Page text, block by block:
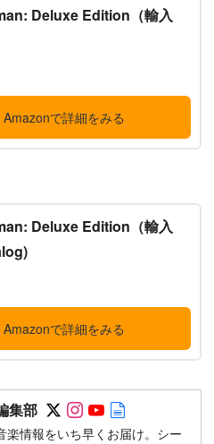
Deluxe Edition（輸入
Amazonで詳細をみる
Deluxe Edition（輸入
Amazonで詳細をみる
集部 Follow on SNS
Follow on SNS
Follow on
楽情報をいち早くお届け。シー